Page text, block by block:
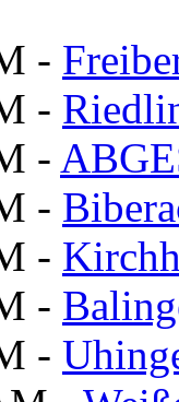
-
-
-
-
-
-
-